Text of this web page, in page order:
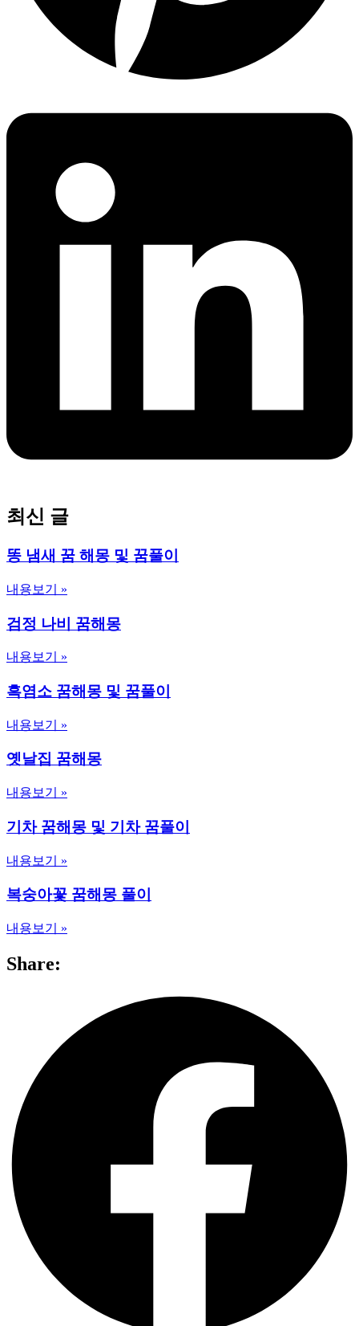
최신 글
똥 냄새 꿈 해몽 및 꿈풀이
내용보기 »
검정 나비 꿈해몽
내용보기 »
흑염소 꿈해몽 및 꿈풀이
내용보기 »
옛날집 꿈해몽
내용보기 »
기차 꿈해몽 및 기차 꿈풀이
내용보기 »
복숭아꽃 꿈해몽 풀이
내용보기 »
Share: